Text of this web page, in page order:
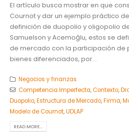
El artículo busca mostrar en que
Cournot y dar un ejemplo práctico
definición de duopolio y oligopolio
Samuelson y Acemoğlu, estos se
de mercado con la participación de
bienes diferenciados, por...
Negocios y finanzas
Competencia Imperfecta,Contexto,
Duopolio,Estructura de Mercado,Firma,
Modelo de Cournot,UDLAP
READ MORE...